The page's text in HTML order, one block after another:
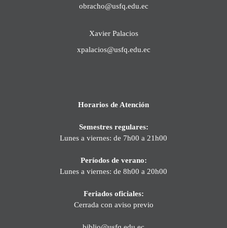
obracho@usfq.edu.ec
Xavier Palacios
xpalacios@usfq.edu.ec
Horarios de Atención
Semestres regulares:
Lunes a viernes: de 7h00 a 21h00
Períodos de verano:
Lunes a viernes: de 8h00 a 20h00
Feriados oficiales:
Cerrada con aviso previo